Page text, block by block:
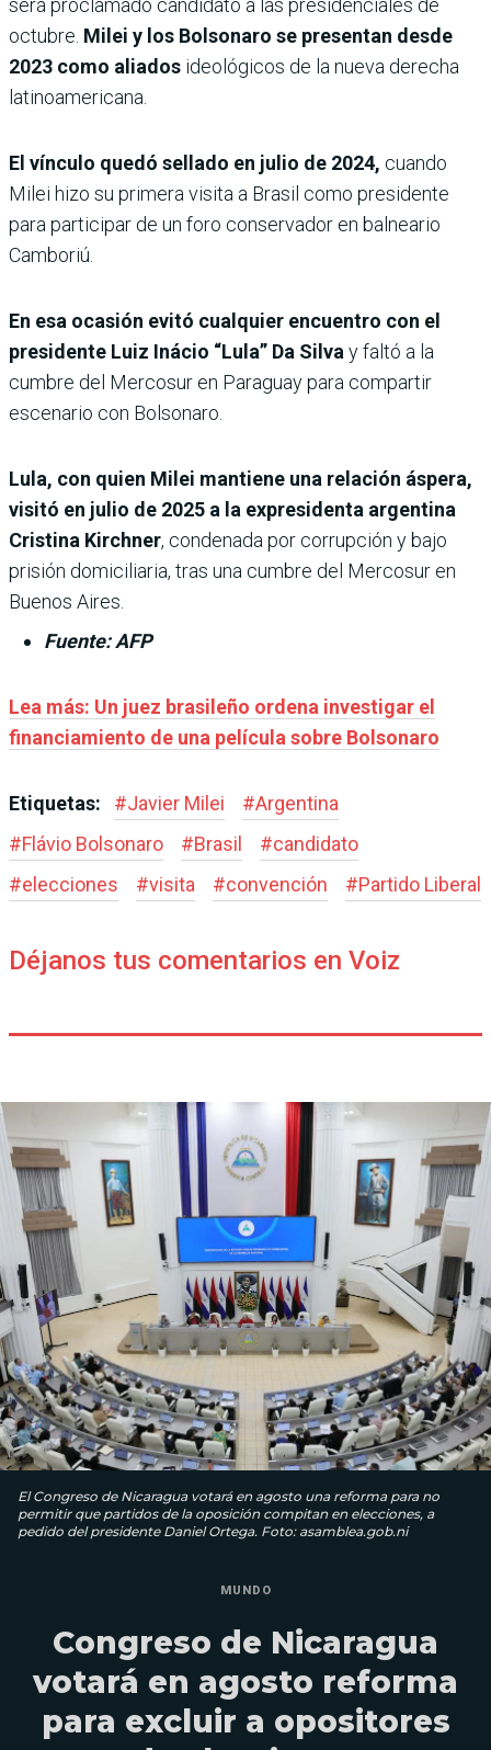
será proclamado candidato a las presidenciales de
octubre. Milei y los Bolsonaro se presentan desde
2023 como aliados ideológicos de la nueva derecha
latinoamericana.
El vínculo quedó sellado en julio de 2024, cuando
Milei hizo su primera visita a Brasil como presidente
para participar de un foro conservador en balneario
Camboriú.
En esa ocasión evitó cualquier encuentro con el
presidente Luiz Inácio “Lula” Da Silva y faltó a la
cumbre del Mercosur en Paraguay para compartir
escenario con Bolsonaro.
Lula, con quien Milei mantiene una relación áspera,
visitó en julio de 2025 a la expresidenta argentina
Cristina Kirchner, condenada por corrupción y bajo
prisión domiciliaria, tras una cumbre del Mercosur en
Buenos Aires.
Fuente: AFP
Lea más: Un juez brasileño ordena investigar el
financiamiento de una película sobre Bolsonaro
Etiquetas: #Javier Milei #Argentina
#Flávio Bolsonaro #Brasil #candidato
#elecciones #visita #convención #Partido Liberal
Déjanos tus comentarios en Voiz
El Congreso de Nicaragua votará en agosto una reforma para no
permitir que partidos de la oposición compitan en elecciones, a
pedido del presidente Daniel Ortega. Foto: asamblea.gob.ni
MUNDO
Congreso de Nicaragua
votará en agosto reforma
para excluir a opositores